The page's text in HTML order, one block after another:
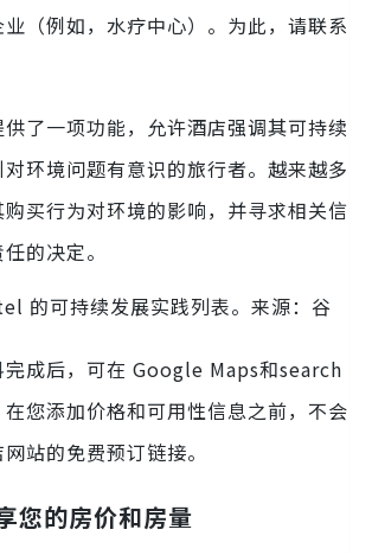
（例如，水疗中心）。为此，请联系
了一项功能，允许酒店强调其可持续
环境问题有意识的旅行者。越来越多
买行为对环境的影响，并寻求相关信
的决定。
的可持续发展实践列表。来源：谷
完成后，可在 Google Maps和search
您添加价格和可用性信息之前，不会
站的免费预订链接。
您的房价和房量